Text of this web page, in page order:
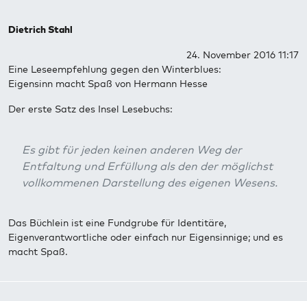
Dietrich Stahl
24. November 2016 11:17
Eine Leseempfehlung gegen den Winterblues:
Eigensinn macht Spaß von Hermann Hesse
Der erste Satz des Insel Lesebuchs:
Es gibt für jeden keinen anderen Weg der
Entfaltung und Erfüllung als den der möglichst
vollkommenen Darstellung des eigenen Wesens.
Das Büchlein ist eine Fundgrube für Identitäre,
Eigenverantwortliche oder einfach nur Eigensinnige; und es
macht Spaß.